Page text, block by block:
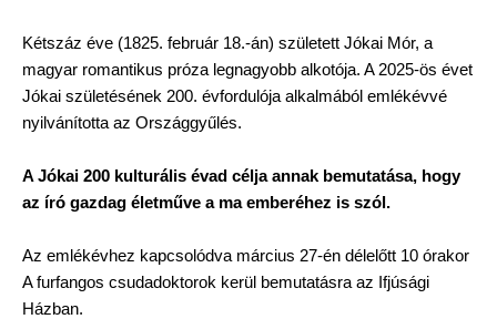
Kétszáz éve (1825. február 18.-án) született Jókai Mór, a
magyar romantikus próza legnagyobb alkotója. A 2025-ös évet
Jókai születésének 200. évfordulója alkalmából emlékévvé
nyilvánította az Országgyűlés.
A Jókai 200 kulturális évad célja annak bemutatása, hogy
az író gazdag életműve a ma emberéhez is szól.
Az emlékévhez kapcsolódva március 27-én délelőtt 10 órakor
A furfangos csudadoktorok kerül bemutatásra az Ifjúsági
Házban.